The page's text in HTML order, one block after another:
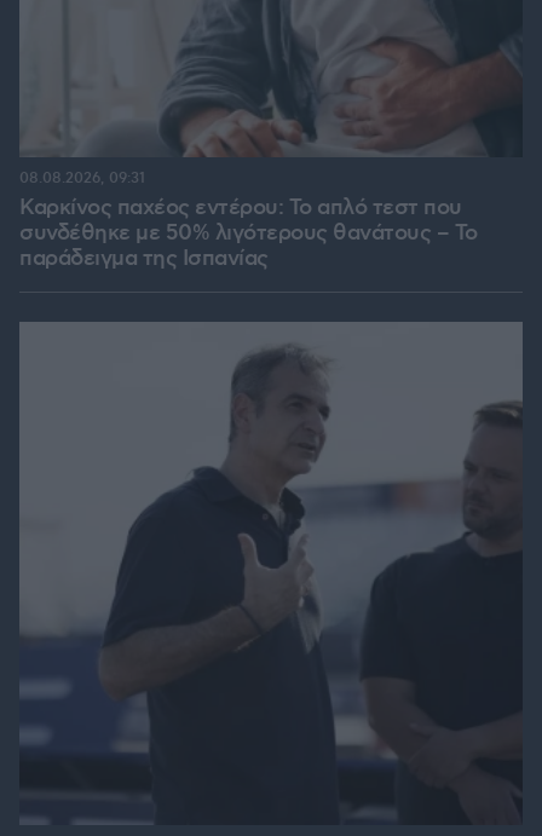
Καρκίνος παχέος εντέρου: Το απλό τεστ που
συνδέθηκε με 50% λιγότερους θανάτους – Το
παράδειγμα της Ισπανίας
08.08.2026, 09:31